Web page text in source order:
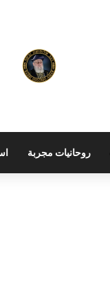
روحانيات مجربة